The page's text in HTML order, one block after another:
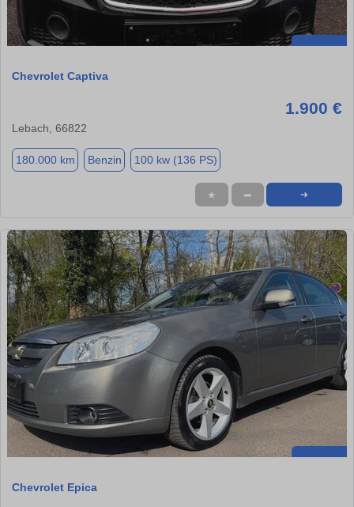
Chevrolet Captiva
1.900 €
Lebach, 66822
180.000 km Benzin 100 kw (136 PS)
★ ➦ ➜
Chevrolet Epica